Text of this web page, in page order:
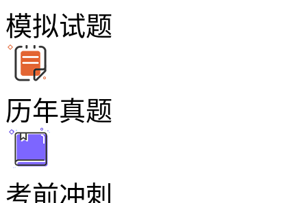
模拟试题
历年真题
考前冲刺